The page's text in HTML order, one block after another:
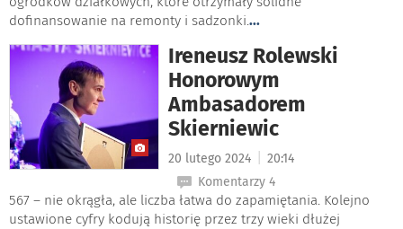
dofinansowanie na remonty i sadzonki....
Ireneusz Rolewski
Honorowym
Ambasadorem
Skierniewic
20 lutego 2024
20:14
Komentarzy 4
567 – nie okrągła, ale liczba łatwa do zapamiętania. Kolejno
ustawione cyfry kodują historię przez trzy wieki dłużej